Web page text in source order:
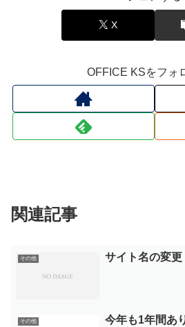
X
OFFICE KSをフォ
関連記事
その他 サイト名の変更
その他 今年も1年間あ